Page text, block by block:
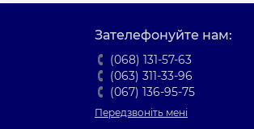
Зателефонуйте нам:
(068) 131-57-63
(063) 311-33-96
(067) 136-95-75
Передзвоніть мені